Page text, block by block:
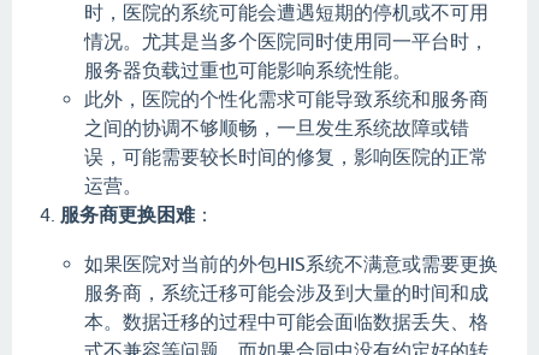
时，医院的系统可能会遭遇短期的停机或不可用
情况。尤其是当多个医院同时使用同一平台时，
服务器负载过重也可能影响系统性能。
此外，医院的个性化需求可能导致系统和服务商
之间的协调不够顺畅，一旦发生系统故障或错
误，可能需要较长时间的修复，影响医院的正常
运营。
服务商更换困难：
如果医院对当前的外包HIS系统不满意或需要更换
服务商，系统迁移可能会涉及到大量的时间和成
本。数据迁移的过程中可能会面临数据丢失、格
式不兼容等问题，而如果合同中没有约定好的转